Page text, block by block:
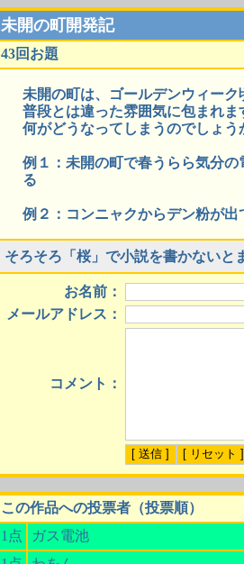
未開の町開発記
43回お題
未開の町は、ゴールデンウィーク
普段とは違った雰囲気に包まれま
何がどうなってしまうのでしょう
例１：未開の町で春うらら気分
る
例２：コンニャクからデン粉が
そろそろ「桜」で小説を書かないと
お名前：
メールアドレス：
コメント：
この作品への投票者（投票順）
1点
ガス電池